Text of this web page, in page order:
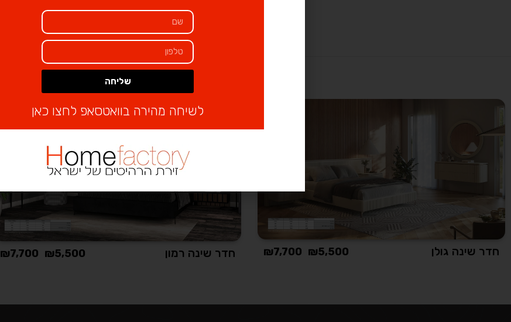
מוצרים קשורים
חדר שינה גולן ₪5,500
₪7,700 חדר שינה רמון ₪5,500
₪7,700
שליחה
לשיחה מהירה בוואטסאפ לחצו כאן